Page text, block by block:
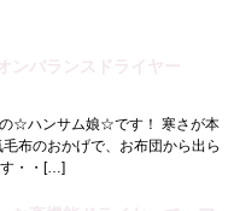
☆ハンサム娘☆です！ 寒さが本
布のおかげで、お布団から出ら
・・[…]